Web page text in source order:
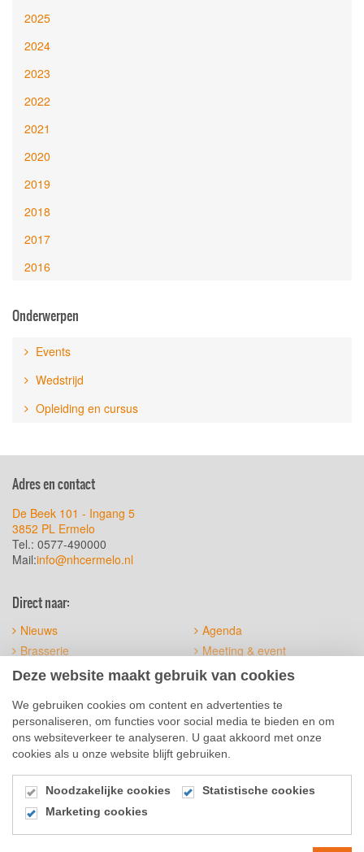
2025
2024
2023
2022
2021
2020
2019
2018
2017
2016
Onderwerpen
Events
Wedstrijd
Opleiding en cursus
Adres en contact
De Beek 101 - Ingang 5
3852 PL Ermelo
Tel.: 0577-490000
Mail:info@nhcermelo.nl
Direct naar:
Nieuws
Agenda
Brasserie
Meeting & event
Het terrein
Official suppliers
Social Media
© 2026
Deze website maakt gebruik van cookies
We gebruiken cookies om content en advertenties te
personaliseren, om functies voor social media te bieden en om
ons websiteverkeer te analyseren. U gaat akkoord met onze
cookies als u onze website blijft gebruiken.
Noodzakelijke cookies
Statistische cookies
Marketing cookies